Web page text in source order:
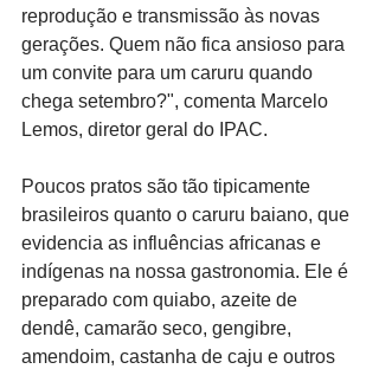
reprodução e transmissão às novas
gerações. Quem não fica ansioso para
um convite para um caruru quando
chega setembro?", comenta Marcelo
Lemos, diretor geral do IPAC.
Poucos pratos são tão tipicamente
brasileiros quanto o caruru baiano, que
evidencia as influências africanas e
indígenas na nossa gastronomia. Ele é
preparado com quiabo, azeite de
dendê, camarão seco, gengibre,
amendoim, castanha de caju e outros